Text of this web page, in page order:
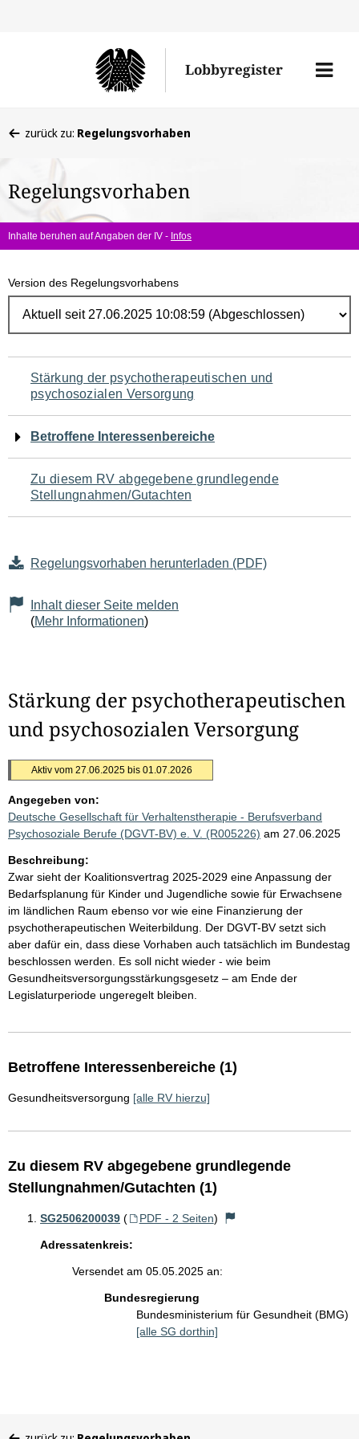
Lobbyregister
Menü
befinden
hier:
zurück zu: Regelungsvorhaben
Regelungsvorhaben
Inhalte beruhen auf Angaben der IV - Infos
Version des Regelungsvorhabens
Navigation
für
den
Seiteninhalt
Stärkung der psychotherapeutischen und
psychosozialen Versorgung
Betroffene Interessenbereiche
Zu diesem RV abgegebene grundlegende
Stellungnahmen/Gutachten
Regelungsvorhaben herunterladen (PDF)
Inhalt dieser Seite melden
(Mehr Informationen)
Stärkung der psychotherapeutischen
und psychosozialen Versorgung
Aktiv vom 27.06.2025 bis 01.07.2026
Angegeben von:
Deutsche Gesellschaft für Verhaltenstherapie - Berufsverband
Psychosoziale Berufe (DGVT-BV) e. V. (R005226) am 27.06.2025
Beschreibung:
Zwar sieht der Koalitionsvertrag 2025-2029 eine Anpassung der
Bedarfsplanung für Kinder und Jugendliche sowie für Erwachsene
im ländlichen Raum ebenso vor wie eine Finanzierung der
psychotherapeutischen Weiterbildung. Der DGVT-BV setzt sich
aber dafür ein, dass diese Vorhaben auch tatsächlich im Bundestag
beschlossen werden. Es soll nicht wieder - wie beim
Gesundheitsversorgungsstärkungsgesetz – am Ende der
Legislaturperiode ungeregelt bleiben.
Betroffene Interessenbereiche (1)
Gesundheitsversorgung [alle RV hierzu]
Zu diesem RV abgegebene grundlegende
Stellungnahmen/Gutachten (1)
SG2506200039 ( PDF - 2 Seiten)
Adressatenkreis:
Versendet am 05.05.2025 an:
Bundesregierung
Bundesministerium für Gesundheit (BMG)
[alle SG dorthin]